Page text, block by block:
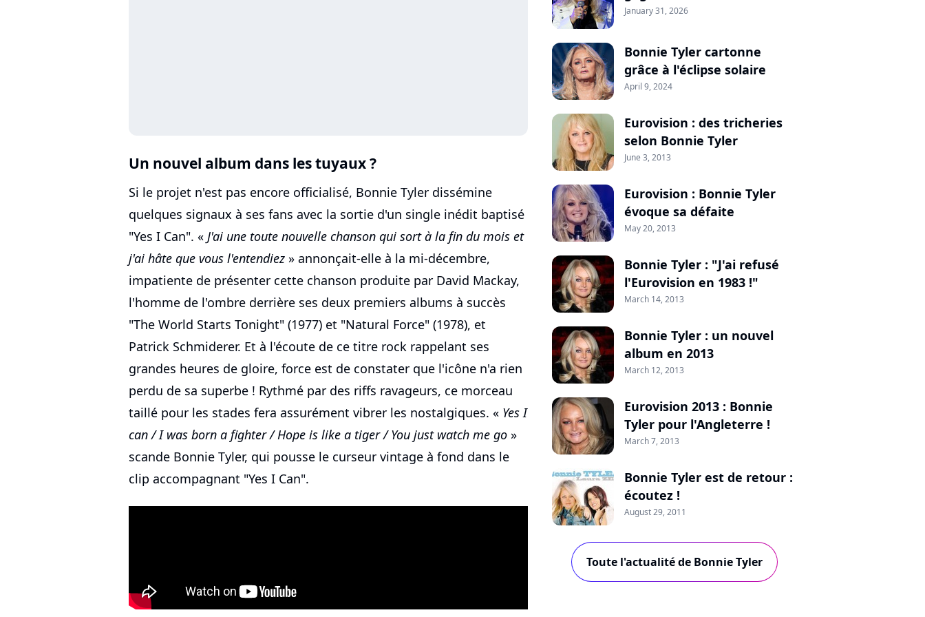
Un nouvel album dans les tuyaux ?
Si le projet n'est pas encore officialisé, Bonnie Tyler dissémine
quelques signaux à ses fans avec la sortie d'un single inédit baptisé
"Yes I Can". « J'ai une toute nouvelle chanson qui sort à la fin du mois et
j'ai hâte que vous l'entendiez » annonçait-elle à la mi-décembre,
impatiente de présenter cette chanson produite par David Mackay,
l'homme de l'ombre derrière ses deux premiers albums à succès
"The World Starts Tonight" (1977) et "Natural Force" (1978), et
Patrick Schmiderer. Et à l'écoute de ce titre rock rappelant ses
grandes heures de gloire, force est de constater que l'icône n'a rien
perdu de sa superbe ! Rythmé par des riffs ravageurs, ce morceau
taillé pour les stades fera assurément vibrer les nostalgiques. « Yes I
can / I was born a fighter / Hope is like a tiger / You just watch me go »
scande Bonnie Tyler, qui pousse le curseur vintage à fond dans le
clip accompagnant "Yes I Can".
January 31, 2026
Bonnie Tyler cartonne
grâce à l'éclipse solaire
April 9, 2024
Eurovision : des tricheries
selon Bonnie Tyler
June 3, 2013
Eurovision : Bonnie Tyler
évoque sa défaite
May 20, 2013
Bonnie Tyler : "J'ai refusé
l'Eurovision en 1983 !"
March 14, 2013
Bonnie Tyler : un nouvel
album en 2013
March 12, 2013
Eurovision 2013 : Bonnie
Tyler pour l'Angleterre !
March 7, 2013
Bonnie Tyler est de retour :
écoutez !
August 29, 2011
Toute l'actualité de Bonnie Tyler